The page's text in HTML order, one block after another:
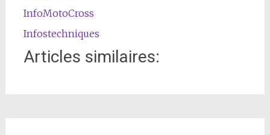
InfoMotoCross
Infostechniques
Articles similaires: